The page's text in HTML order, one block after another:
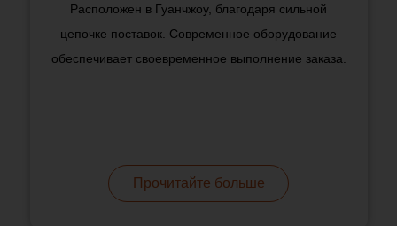
Расположен в Гуанчжоу, благодаря сильной
цепочке поставок. Современное оборудование
обеспечивает своевременное выполнение заказа.
Прочитайте больше